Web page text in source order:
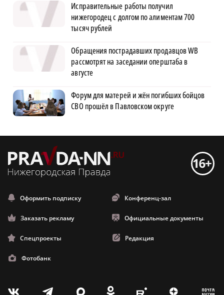
Исправительные работы получил
нижегородец с долгом по алиментам 700
тысяч рублей
Обращения пострадавших продавцов WB
рассмотрят на заседании оперштаба в
августе
Форум для матерей и жён погибших бойцов
СВО прошёл в Павловском округе
Оформить подписку Конференц-зал
Заказать рекламу Официальные документы
Спецпроекты Редакция
Фотобанк
V T X O E Z m